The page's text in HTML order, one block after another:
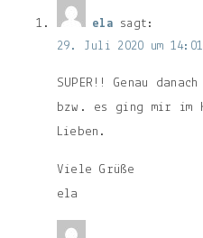
ela sagt:
29. Juli 2020 um
SUPER!! Genau
bzw. es ging mir im
Lieben.
Viele Grüße
ela